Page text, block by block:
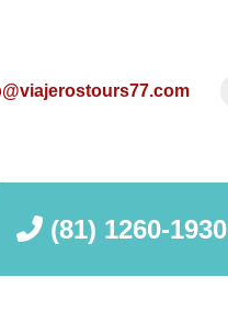
(81) 1260-1930